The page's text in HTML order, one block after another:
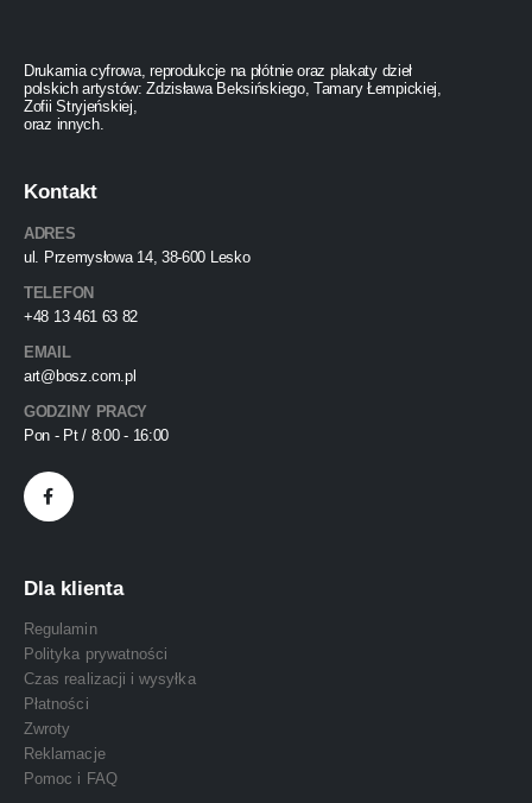
Drukarnia cyfrowa, reprodukcje na płótnie oraz plakaty dzieł
polskich artystów: Zdzisława Beksińskiego, Tamary Łempickiej,
Zofii Stryjeńskiej,
oraz innych.
Kontakt
ADRES
ul. Przemysłowa 14, 38-600 Lesko
TELEFON
+48 13 461 63 82
EMAIL
art@bosz.com.pl
GODZINY PRACY
Pon - Pt / 8:00 - 16:00
Dla klienta
Regulamin
Polityka prywatności
Czas realizacji i wysyłka
Płatności
Zwroty
Reklamacje
Pomoc i FAQ